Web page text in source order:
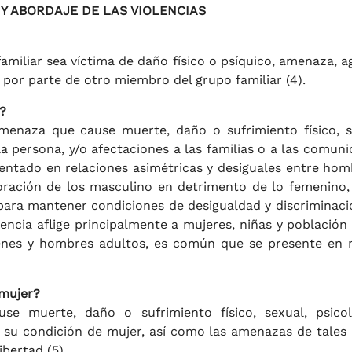
ABORDAJE DE LAS VIOLENCIAS
sea víctima de daño físico o psíquico, amenaza,
parte de otro miembro del grupo familiar (4).
que cause muerte, daño o sufrimiento físico,
persona, y/o afectaciones a las familias o a las
en relaciones asimétricas y desiguales entre
de los masculino en detrimento de lo
mantener condiciones de desigualdad y
aflige principalmente a mujeres, niñas y población
y hombres adultos, es común que se presente en
muerte, daño o sufrimiento físico, sexual,
condición de mujer, así como las amenazas de tales